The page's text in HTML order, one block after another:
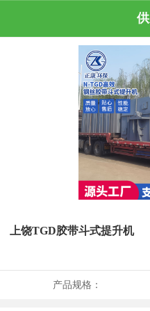
上饶TGD胶带斗式提升机
产品规格：